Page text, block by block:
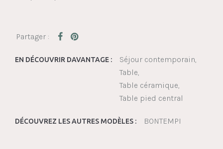
EN DÉCOUVRIR DAVANTAGE :
Séjour contemporain
Table
Table céramique
Table pied central
DÉCOUVREZ LES AUTRES MODÈLES : BONTEMPI